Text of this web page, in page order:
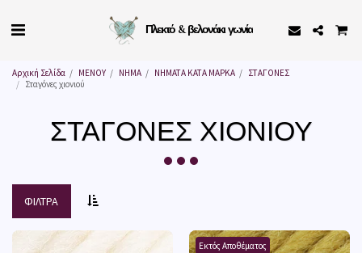
Πλεκτό & βελονάκι γωνία
Αρχική Σελίδα ΜΕΝΟΥ ΝΗΜΑ ΝΗΜΑΤΑ ΚΑΤΑ ΜΑΡΚΑ
ΣΤΑΓΟΝΕΣ
Σταγόνες χιονιού
ΣΤΑΓΌΝΕΣ ΧΙΟΝΙΟΎ
ΦΊΛΤΡΑ
Εκτός Αποθέματος